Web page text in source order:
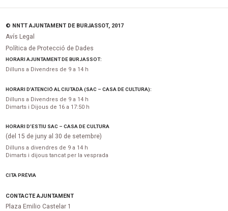
© NNTT AJUNTAMENT DE BURJASSOT, 2017
Avís Legal
Política de Protecció de Dades
HORARI AJUNTAMENT DE BURJASSOT:
Dilluns a Divendres de 9 a 14 h
HORARI D’ATENCIÓ AL CIUTADÀ (SAC – CASA DE CULTURA):
Dilluns a Divendres de 9 a 14 h
Dimarts i Dijous de 16 a 17:50 h
HORARI D’ESTIU SAC – CASA DE CULTURA
(del 15 de juny al 30 de setembre)
Dilluns a divendres de 9 a 14 h
Dimarts i dijous tancat per la vesprada
CITA PRÈVIA
CONTACTE AJUNTAMENT
Plaza Emilio Castelar 1